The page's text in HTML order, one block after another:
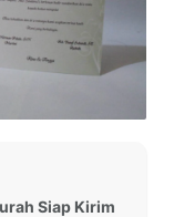
Siap Kirim